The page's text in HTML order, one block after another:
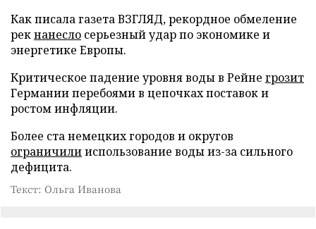
Как писала газета ВЗГЛЯД, рекордное обмеление
рекнанесло серьезный удар по экономике и
энергетике Европы.
Критическое падение уровня воды в Рейне грозит
Германии перебоями в цепочках поставок и
ростом инфляции.
Более ста немецких городов и округов
ограничилииспользование воды из-за сильного
дефицита.
Текст: Ольга Иванова